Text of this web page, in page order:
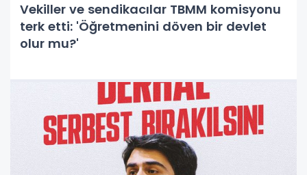
Vekiller ve sendikacılar TBMM komisyonu
terk etti: 'Öğretmenini döven bir devlet
olur mu?'